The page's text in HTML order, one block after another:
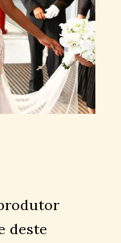
deste